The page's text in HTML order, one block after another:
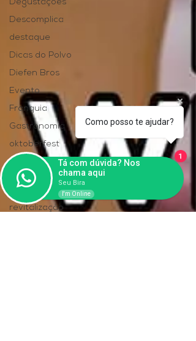
Degustações
Descomplica
destaque
Dicas do Polvo
Diefen Bros
Evento
Franquia
Gastronomia
oktoberfest
Pavilhão Beba
Cultura
Promoção
revitalização
Como posso te ajudar?
Tá com dúvida? Nos
chama aqui
Seu Bira
I'm Online
1